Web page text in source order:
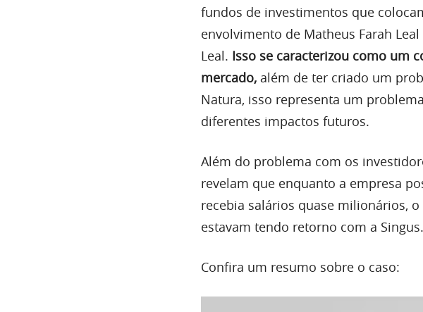
fundos de investimentos que
envolvimento de Matheus Farah
Leal. Isso se caracterizou como um
mercado, além de ter criado um
Natura, isso representa um
diferentes impactos futuros.
Além do problema com os
revelam que enquanto a empresa
recebia salários quase milionários,
estavam tendo retorno com a Singus.
Confira um resumo sobre o caso: